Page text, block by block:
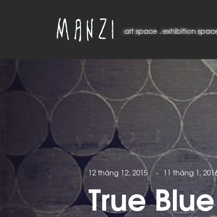
art space . exhibition
art space . exhibition
True Blue
- 11 tháng 1,
12 tháng 12, 2015